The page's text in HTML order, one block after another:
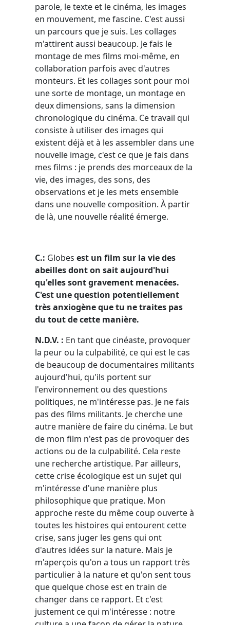
parole, le texte et le cinéma, les images
en mouvement, me fascine. C'est aussi
un parcours que je suis. Les collages
m'attirent aussi beaucoup. Je fais le
montage de mes films moi-même, en
collaboration parfois avec d'autres
monteurs. Et les collages sont pour moi
une sorte de montage, un montage en
deux dimensions, sans la dimension
chronologique du cinéma. Ce travail qui
consiste à utiliser des images qui
existent déjà et à les assembler dans une
nouvelle image, c'est ce que je fais dans
mes films : je prends des morceaux de la
vie, des images, des sons, des
observations et je les mets ensemble
dans une nouvelle composition. À partir
de là, une nouvelle réalité émerge.
C.: Globes est un film sur la vie des
abeilles dont on sait aujourd'hui
qu'elles sont gravement menacées.
C'est une question potentiellement
très anxiogène que tu ne traites pas
du tout de cette manière.
N.D.V. : En tant que cinéaste, provoquer
la peur ou la culpabilité, ce qui est le cas
de beaucoup de documentaires militants
aujourd'hui, qu'ils portent sur
l'environnement ou des questions
politiques, ne m'intéresse pas. Je ne fais
pas des films militants. Je cherche une
autre manière de faire du cinéma. Le but
de mon film n'est pas de provoquer des
actions ou de la culpabilité. Cela reste
une recherche artistique. Par ailleurs,
cette crise écologique est un sujet qui
m'intéresse d'une manière plus
philosophique que pratique. Mon
approche reste du même coup ouverte à
toutes les histoires qui entourent cette
crise, sans juger les gens qui ont
d'autres idées sur la nature. Mais je
m'aperçois qu'on a tous un rapport très
particulier à la nature et qu'on sent tous
que quelque chose est en train de
changer dans ce rapport. Et c'est
justement ce qui m'intéresse : notre